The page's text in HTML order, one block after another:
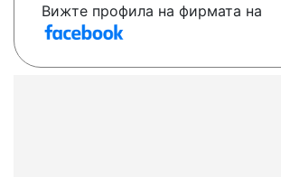
Вижте профила на фирмата на